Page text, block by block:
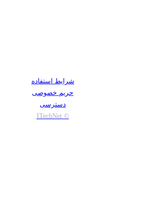
شرایط استفاده
حریم خصوصی
دسترسی
© ITechNet